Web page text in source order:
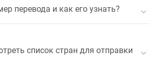
перевода и как его узнать?
список стран для отправки